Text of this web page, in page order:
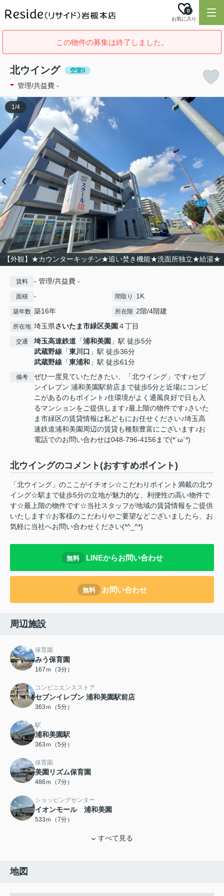
お気に入り
0
この物件の募集は終了しました。
北ウイング 空室0
- 管理/共益費 -
【外観】★カウンターキッチン★追い焚き機能★洗面所独立★給湯★
1/4
賃料 - 管理/共益費 -
面積 - 間取り 1K
築年数 築16年 所在階 2階/4階建
所在地 埼玉県さいたま市緑区美園 ４丁目
交通 埼玉高速鉄道 「浦和美園 」駅 徒歩5分
武蔵野線 「東川口 」駅 徒歩36分
武蔵野線 「東浦和 」駅 徒歩61分
備考
ぜひ一度見ていただきたい、「北ウイング」です♪セブ
ンイレブン 浦和美園駅前店まで徒歩5分と近場にコンビ
ニがあるのもポイント♪住環境がよく通風良好で日も入
るマンションをご提供します♪最上階の物件です♪さいた
ま市緑区の賃貸情報は私どもにお任せください♪埼玉高
速鉄道浦和美園周辺の賃貸も種類豊富にございます♪お
電話でのお問い合わせは048-796-4156まで(*´ω`*)
北ウイングのコメント(おすすめポイント)
「北ウイング」のここがイチオシ☆こだわりポイント満載の北ウ
イング☆駅まで徒歩5分の立地が魅力的な、利便性の高い物件で
す☆最上階の物件です☆当社スタッフが地域の賃貸情報をご提供
いたします☆お客様のこだわりやご要望などございましたら、お
気軽に当社へお問い合わせください(*^_^*)
無料 LINEからお問い合わせ
無料 お問い合わせ
周辺施設
保育園
みう保育園
167ｍ（3分）
コンビニエンスストア
セブンイレブン 浦和美園駅前店
363ｍ（5分）
駅
浦和美園駅
363ｍ（5分）
保育園
美園リズム保育園
486ｍ（7分）
ショッピングセンター
イオンモール 浦和美園
533ｍ（7分）
すべて見る
地図